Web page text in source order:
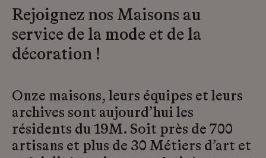
Rejoignez nos Maisons au
service de la mode et de la
décoration !
Onze maisons, leurs équipes et leurs
archives sont aujourd’hui les
résidents du 19M. Soit près de 700
artisans et plus de 30 Métiers d’art et